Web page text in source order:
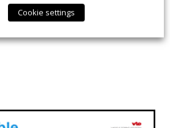
Cookie settings